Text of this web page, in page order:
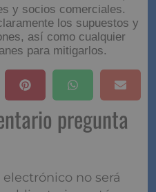
a las
financieras deben ser
relevantes,
y socios comerciales.
los supuestos y
así como cualquier
para mitigarlos.